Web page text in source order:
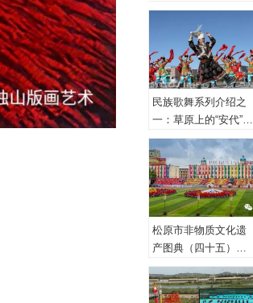
民族歌舞系列介绍之
一：草原上的“安代”和
安代舞
松原市非物质文化遗
产图典（四十五）蒙
古族安代舞